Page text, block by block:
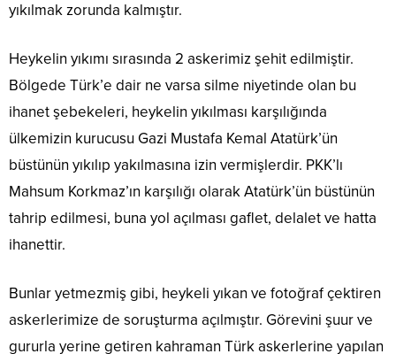
yıkılmak zorunda kalmıştır.
Heykelin yıkımı sırasında 2 askerimiz şehit edilmiştir.
Bölgede Türk’e dair ne varsa silme niyetinde olan bu
ihanet şebekeleri, heykelin yıkılması karşılığında
ülkemizin kurucusu Gazi Mustafa Kemal Atatürk’ün
büstünün yıkılıp yakılmasına izin vermişlerdir. PKK’lı
Mahsum Korkmaz’ın karşılığı olarak Atatürk’ün büstünün
tahrip edilmesi, buna yol açılması gaflet, delalet ve hatta
ihanettir.
Bunlar yetmezmiş gibi, heykeli yıkan ve fotoğraf çektiren
askerlerimize de soruşturma açılmıştır. Görevini şuur ve
gururla yerine getiren kahraman Türk askerlerine yapılan